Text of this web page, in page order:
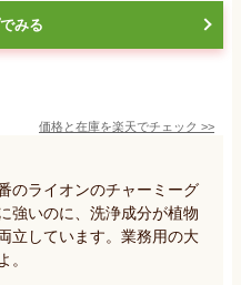
みる
価格と在庫を楽天でチェック >>
のライオンのチャーミーグ
強いのに、洗浄成分が植物
立しています。業務用の大
。